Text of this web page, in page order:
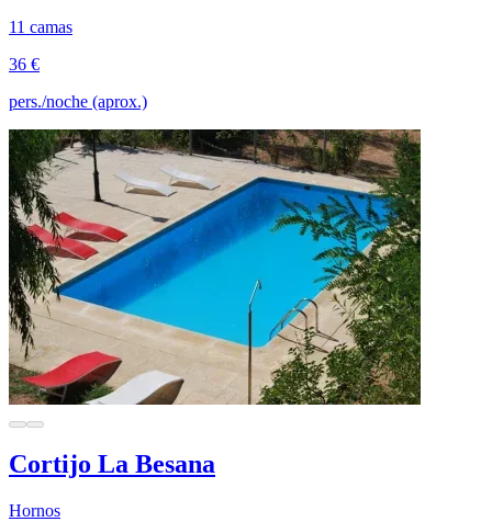
11 camas
36 €
pers./noche (aprox.)
Cortijo La Besana
Hornos